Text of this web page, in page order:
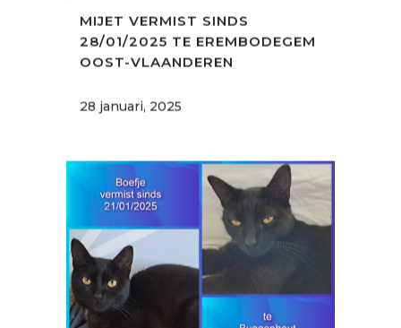
MIJET VERMIST SINDS
28/01/2025 TE EREMBODEGEM
OOST-VLAANDEREN
28 januari, 2025